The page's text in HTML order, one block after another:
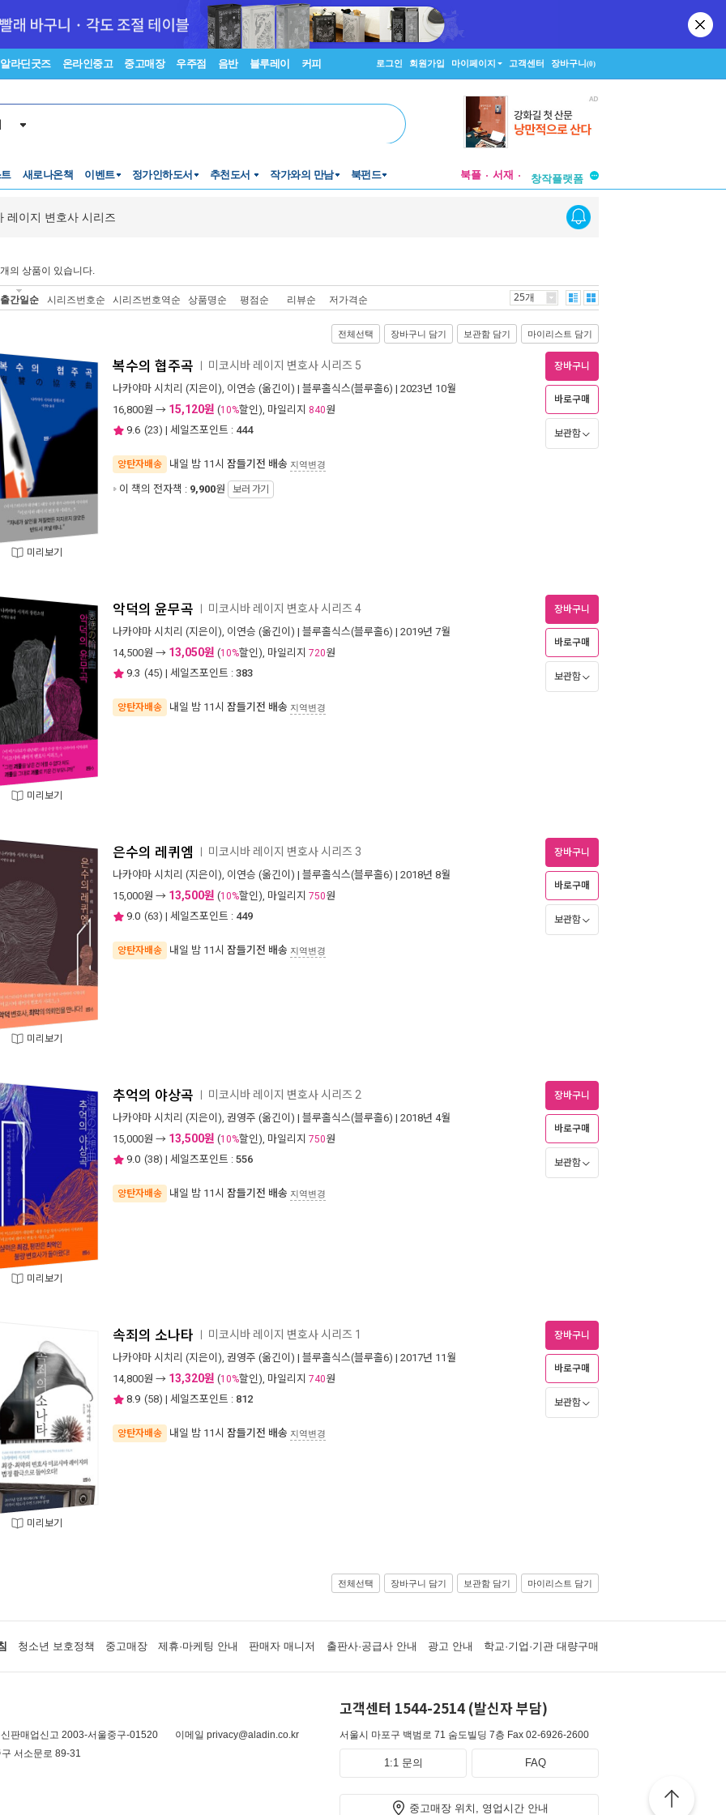
알라딘굿즈 온라인중고 중고매장 우주점 음반 블루레이 커피 로그인 회원가입 마이페이지 고객센터 장바구니(0)
새로나온책 이벤트 정가인하도서 추천도서 작가와의 만남 북펀드 북플 서재
창작플랫폼
레이지 변호사 시리즈
개의 상품이 있습니다.
출간일순 시리즈번호순 시리즈번호역순 상품명순 평점순 리뷰순 저가격순 25개
전체선택 장바구니 담기 보관함 담기 마이리스트 담기
미리보기
복수의 협주곡 미코시바 레이지 변호사 시리즈 5
나카야마 시치리 (지은이), 이연승 (옮긴이) | 블루홀식스(블루홀6) | 2023년 10월
16,800원 → 15,120원 (10%할인), 마일리지 840원
9.6 (23) | 세일즈포인트 : 444
양탄자배송 내일 밤 11시 잠들기전 배송 지역변경
이 책의 전자책 : 9,900원 보러 가기
장바구니
바로구매
보관함
미리보기
악덕의 윤무곡 미코시바 레이지 변호사 시리즈 4
나카야마 시치리 (지은이), 이연승 (옮긴이) | 블루홀식스(블루홀6) | 2019년 7월
14,500원 → 13,050원 (10%할인), 마일리지 720원
9.3 (45) | 세일즈포인트 : 383
양탄자배송 내일 밤 11시 잠들기전 배송 지역변경
장바구니
바로구매
보관함
미리보기
은수의 레퀴엠 미코시바 레이지 변호사 시리즈 3
나카야마 시치리 (지은이), 이연승 (옮긴이) | 블루홀식스(블루홀6) | 2018년 8월
15,000원 → 13,500원 (10%할인), 마일리지 750원
9.0 (63) | 세일즈포인트 : 449
양탄자배송 내일 밤 11시 잠들기전 배송 지역변경
장바구니
바로구매
보관함
미리보기
추억의 야상곡 미코시바 레이지 변호사 시리즈 2
나카야마 시치리 (지은이), 권영주 (옮긴이) | 블루홀식스(블루홀6) | 2018년 4월
15,000원 → 13,500원 (10%할인), 마일리지 750원
9.0 (38) | 세일즈포인트 : 556
양탄자배송 내일 밤 11시 잠들기전 배송 지역변경
장바구니
바로구매
보관함
미리보기
속죄의 소나타 미코시바 레이지 변호사 시리즈 1
나카야마 시치리 (지은이), 권영주 (옮긴이) | 블루홀식스(블루홀6) | 2017년 11월
14,800원 → 13,320원 (10%할인), 마일리지 740원
8.9 (58) | 세일즈포인트 : 812
양탄자배송 내일 밤 11시 잠들기전 배송 지역변경
장바구니
바로구매
보관함
전체선택 장바구니 담기 보관함 담기 마이리스트 담기
청소년 보호정책 중고매장 제휴·마케팅 안내 판매자 매니저 출판사·공급사 안내 광고 안내 학교·기업·기관 대량구매
판매업신고 2003-서울중구-01520
이메일 privacy@aladin.co.kr
서소문로 89-31
고객센터 1544-2514 (발신자 부담)
서울시 마포구 백범로 71 숨도빌딩 7층 Fax 02-6926-2600
1:1 문의 FAQ
중고매장 위치, 영업시간 안내